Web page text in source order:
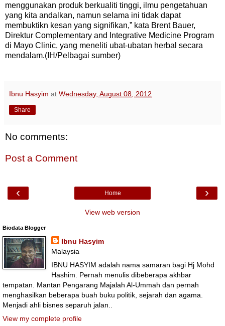
menggunakan produk berkualiti tinggi, ilmu pengetahuan
yang kita andalkan, namun selama ini tidak dapat
membuktikn kesan yang signifikan,” kata Brent Bauer,
Direktur Complementary and Integrative Medicine Program
di Mayo Clinic, yang meneliti ubat-ubatan herbal secara
mendalam.(IH/Pelbagai sumber)
Ibnu Hasyim at Wednesday, August 08, 2012
Share
No comments:
Post a Comment
‹ ›
Home
View web version
Biodata Blogger
Ibnu Hasyim
Malaysia
IBNU HASYIM adalah nama samaran bagi Hj Mohd
Hashim. Pernah menulis dibeberapa akhbar
tempatan. Mantan Pengarang Majalah Al-Ummah dan pernah
menghasilkan beberapa buah buku politik, sejarah dan agama.
Menjadi ahli bisnes separuh jalan..
View my complete profile